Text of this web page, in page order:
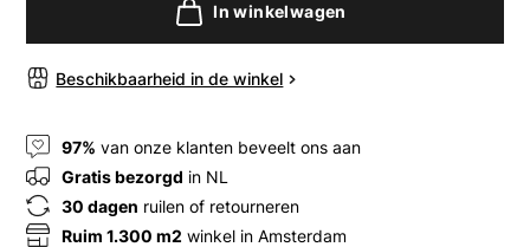
In winkelwagen
Beschikbaarheid in de winkel
97% van onze klanten beveelt ons aan
Gratis bezorgd in NL
30 dagen ruilen of retourneren
Ruim 1.300 m2 winkel in Amsterdam